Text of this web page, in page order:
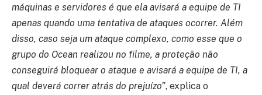
máquinas e servidores é que ela avisará a equipe de TI
apenas quando uma tentativa de ataques ocorrer. Além
disso, caso seja um ataque complexo, como esse que o
grupo do Ocean realizou no filme, a proteção não
conseguirá bloquear o ataque e avisará a equipe de TI, a
qual deverá correr atrás do prejuízo”, explica o